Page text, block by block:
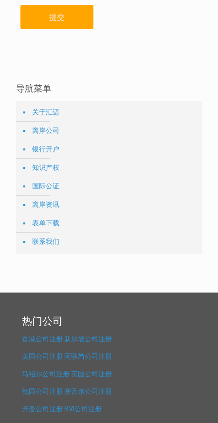
导航菜单
关于汇迈
离岸公司
银行开户
知识产权
国际公证
离岸资讯
表单下载
联系我们
热门公司
香港公司注册 新加坡公司注册
美国公司注册 阿联酋公司注册
马绍尔公司注册英国公司注册
德国公司注册 塞舌尔公司注册
开曼公司注册 BVI公司注册